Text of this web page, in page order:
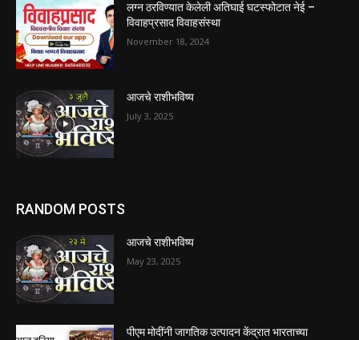
लग्न ठरविण्यात केलेली अतिघाई घटस्फोटात नेई –
विवाहप्रसाद विवाहसंस्था
November 18, 2024
आजचे राशीभविष्य
July 3, 2025
RANDOM POSTS
आजचे राशीभविष्य
May 23, 2025
पीएम मोदींनी जागतिक उत्पादन केंद्रात भारताच्या